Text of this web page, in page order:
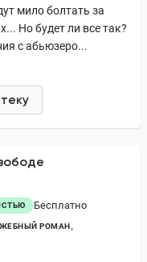
мило болтать за
Но будет ли все так?
с абьюзеро...
Бесплатно
РОМАН